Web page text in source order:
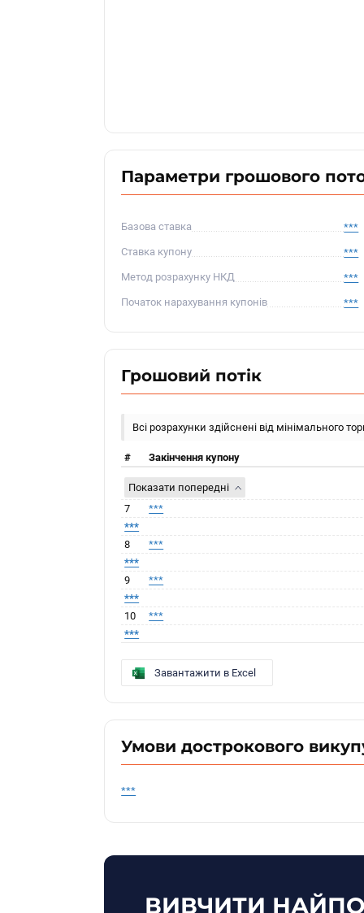
Параметри грошового
Базова ставка
***
Ставка купону
***
Метод розрахунку НКД
***
Початок нарахування купонів
***
Грошовий потік
Всі розрахунки здійснені від мінімального
# Закінчення купону
Показати попередні
7
***
***
8
***
***
9
***
***
10
***
***
Завантажити в Excel
Умови дострокового
***
ВИВЧИТИ